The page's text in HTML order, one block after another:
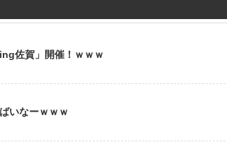
佐賀」開催！ｗｗｗ
いなーｗｗｗ